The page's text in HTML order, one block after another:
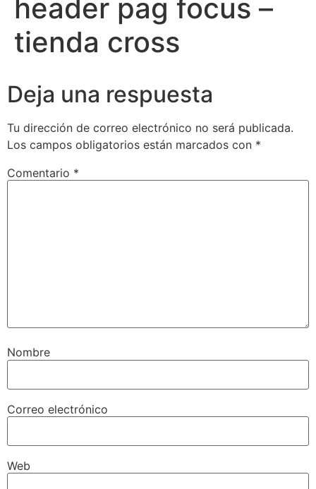
header pag focus –
tienda cross
Deja una respuesta
Tu dirección de correo electrónico no será publicada.
Los campos obligatorios están marcados con *
Comentario *
Nombre
Correo electrónico
Web